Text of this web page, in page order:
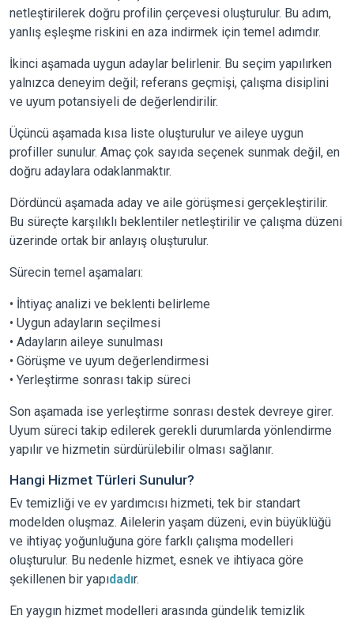
netleştirilerek doğru profilin çerçevesi oluşturulur. Bu adım,
yanlış eşleşme riskini en aza indirmek için temel adımdır.
İkinci aşamada uygun adaylar belirlenir. Bu seçim yapılırken
yalnızca deneyim değil; referans geçmişi, çalışma disiplini
ve uyum potansiyeli de değerlendirilir.
Üçüncü aşamada kısa liste oluşturulur ve aileye uygun
profiller sunulur. Amaç çok sayıda seçenek sunmak değil, en
doğru adaylara odaklanmaktır.
Dördüncü aşamada aday ve aile görüşmesi gerçekleştirilir.
Bu süreçte karşılıklı beklentiler netleştirilir ve çalışma düzeni
üzerinde ortak bir anlayış oluşturulur.
Sürecin temel aşamaları:
• İhtiyaç analizi ve beklenti belirleme
• Uygun adayların seçilmesi
• Adayların aileye sunulması
• Görüşme ve uyum değerlendirmesi
• Yerleştirme sonrası takip süreci
Son aşamada ise yerleştirme sonrası destek devreye girer.
Uyum süreci takip edilerek gerekli durumlarda yönlendirme
yapılır ve hizmetin sürdürülebilir olması sağlanır.
Hangi Hizmet Türleri Sunulur?
Ev temizliği ve ev yardımcısı hizmeti, tek bir standart
modelden oluşmaz. Ailelerin yaşam düzeni, evin büyüklüğü
ve ihtiyaç yoğunluğuna göre farklı çalışma modelleri
oluşturulur. Bu nedenle hizmet, esnek ve ihtiyaca göre
şekillenen bir yapıdadır.
En yaygın hizmet modelleri arasında gündelik temizlik